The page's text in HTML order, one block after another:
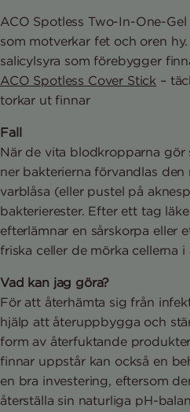
ACO Spotless Two-In-One-
som motverkar fet och oren
salicylsyra som förebygger
ACO Spotless Cover Stick –
torkar ut finnar
Fall
När de vita blodkropparna
ner bakterierna förvandlas
varblåsa (eller pustel på
bakterierester. Efter ett tag
efterlämnar en sårskorpa eller
friska celler de mörka cellerna i
Vad kan jag göra?
För att återhämta sig från
hjälp att återuppbygga och
form av återfuktande
finnar uppstår kan också en
en bra investering, eftersom
återställa sin naturliga pH-